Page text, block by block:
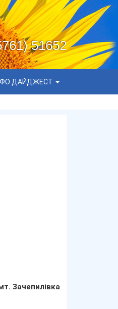
51652
ДАЙДЖЕСТ
Зачепилівка